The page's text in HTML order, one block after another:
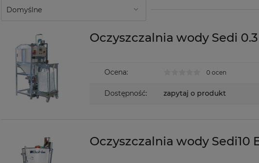
Oczyszczalnia wody Sedi
Ocena: 0 ocen
Dostępność: zapytaj o produkt
Oczyszczalnia wody Sedi10